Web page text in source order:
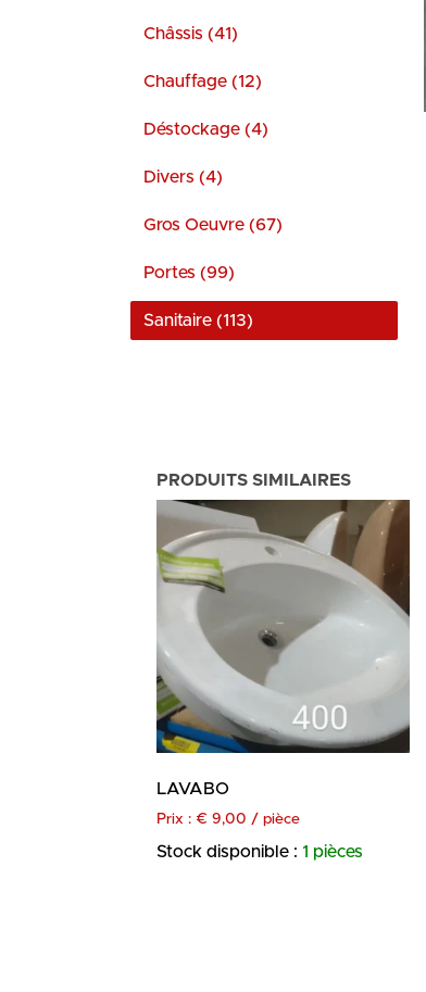
Châssis (41)
Chauffage (12)
Déstockage (4)
Divers (4)
Gros Oeuvre (67)
Portes (99)
Sanitaire (113)
PRODUITS SIMILAIRES
LAVABO
Prix : € 9,00 / pièce
Stock disponible : 1 pièces